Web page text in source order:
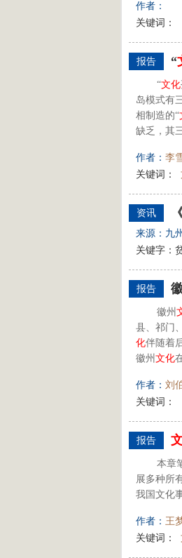
作者：
关键词：
报告 “
“文化
岛模式有
相制造的“
缺乏，其
作者： 李
关键词：
资讯
来源：九
关键字：
报告
徽州
县、祁门
化伴随着
徽州 文化
作者： 刘
关键词：
报告
本章
展多种所
我国文化
作者： 王
关键词：